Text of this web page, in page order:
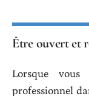
Être ouvert et
Lorsque
professionnel